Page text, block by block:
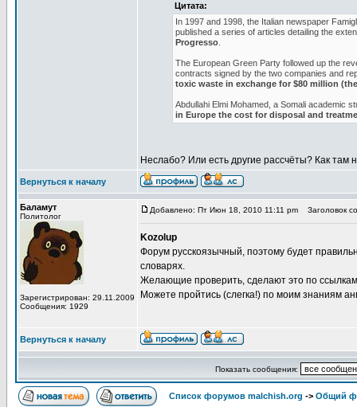
Цитата:
In 1997 and 1998, the Italian newspaper
published a series of articles detailing the
Progresso
The European Green Party followed up the
contracts signed by the two companies and
toxic waste in exchange for $80 million
Abdullahi Elmi Mohamed, a Somali academic
in Europe the cost for disposal and
Неслабо? Или есть другие рассчёты? Как
Вернуться к началу
Баламут
Политолог
Зарегистрирован: 29.11.2009
Сообщения: 1929
Добавлено: Пт Июн 18, 2010 11:11 pm Заголовок
Kozolup
Форум русскоязычный, поэтому будет
словарях.
Желающие проверить, сделают это по
Можете пройтись (слегка!) по моим знаниям
Вернуться к началу
Показать сообщения:
Список форумов malchish.org -> Общий